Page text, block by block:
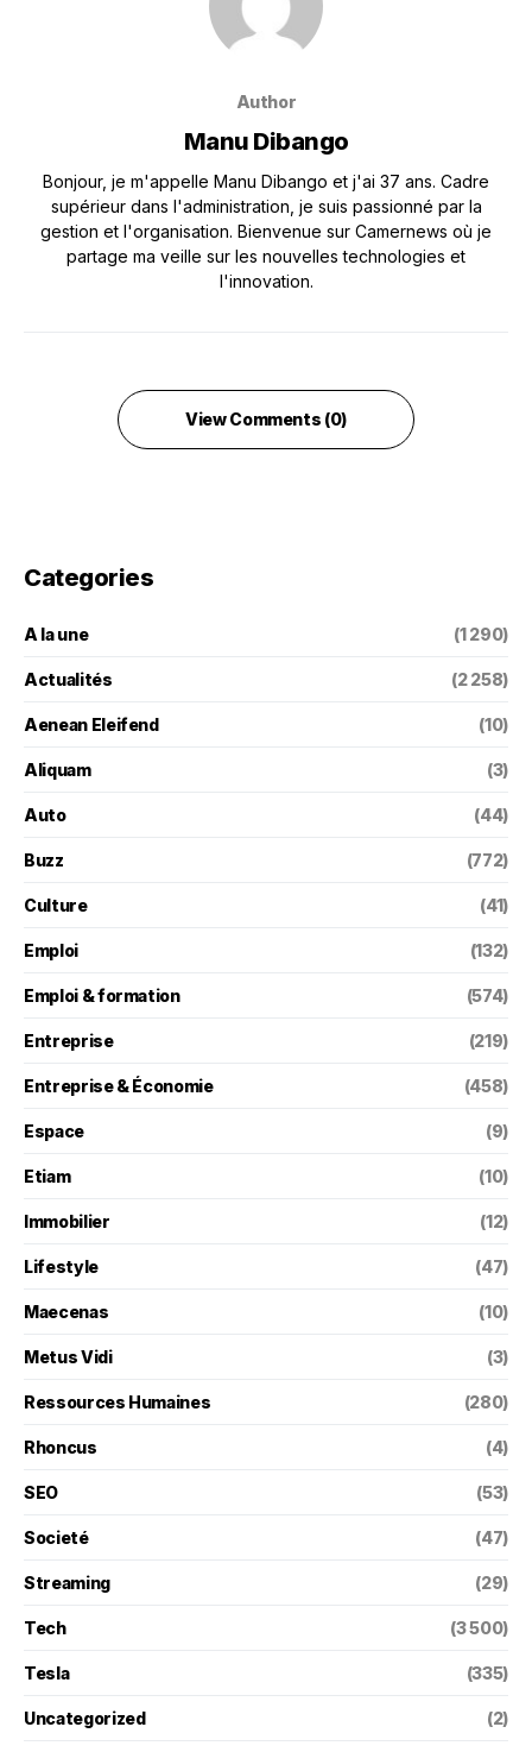
Author
Manu Dibango
Bonjour, je m'appelle Manu Dibango et j'ai 37 ans. Cadre
supérieur dans l'administration, je suis passionné par la
gestion et l'organisation. Bienvenue sur Camernews où je
partage ma veille sur les nouvelles technologies et
l'innovation.
View Comments (0)
Categories
A la une (1 290)
Actualités (2 258)
Aenean Eleifend (10)
Aliquam (3)
Auto (44)
Buzz (772)
Culture (41)
Emploi (132)
Emploi & formation (574)
Entreprise (219)
Entreprise & Économie (458)
Espace (9)
Etiam (10)
Immobilier (12)
Lifestyle (47)
Maecenas (10)
Metus Vidi (3)
Ressources Humaines (280)
Rhoncus (4)
SEO (53)
Societé (47)
Streaming (29)
Tech (3 500)
Tesla (335)
Uncategorized (2)